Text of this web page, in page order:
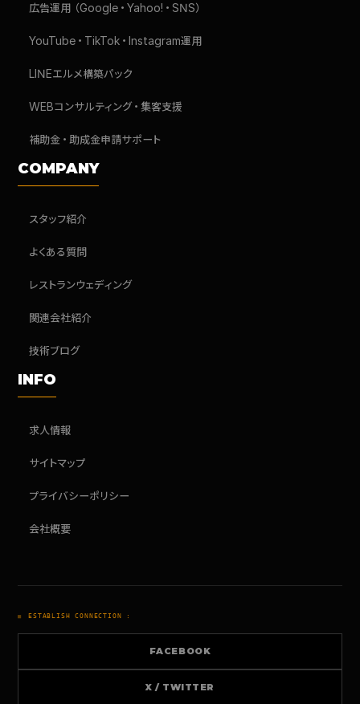
広告運用（Google・Yahoo!・SNS）
YouTube・TikTok・Instagram運用
LINEエルメ構築パック
WEBコンサルティング・集客支援
補助金・助成金申請サポート
COMPANY
スタッフ紹介
よくある質問
レストランウェディング
関連会社紹介
技術ブログ
INFO
求人情報
サイトマップ
プライバシーポリシー
会社概要
ESTABLISH CONNECTION :
FACEBOOK
X / TWITTER